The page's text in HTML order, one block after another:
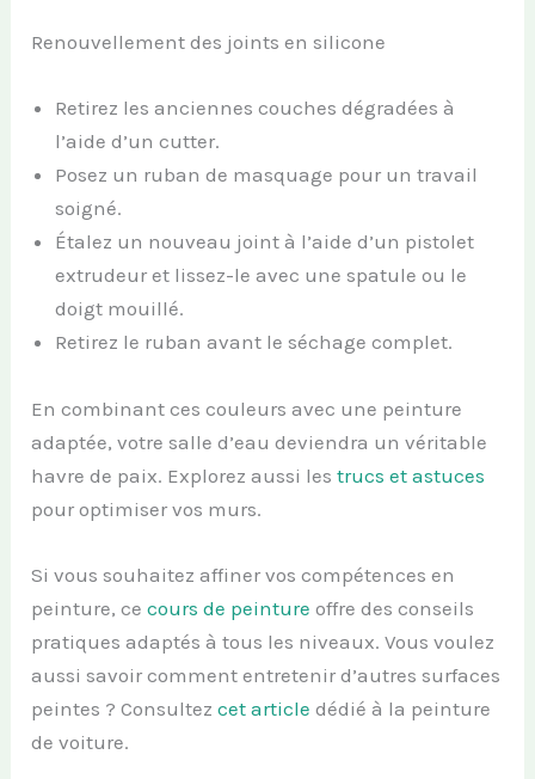
Renouvellement des joints en silicone
Retirez les anciennes couches dégradées à
l’aide d’un cutter.
Posez un ruban de masquage pour un travail
soigné.
Étalez un nouveau joint à l’aide d’un pistolet
extrudeur et lissez-le avec une spatule ou le
doigt mouillé.
Retirez le ruban avant le séchage complet.
En combinant ces couleurs avec une peinture
adaptée, votre salle d’eau deviendra un véritable
havre de paix. Explorez aussi lestrucs et astuces
pour optimiser vos murs.
Si vous souhaitez affiner vos compétences en
peinture, cecours de peinture offre des conseils
pratiques adaptés à tous les niveaux. Vous voulez
aussi savoir comment entretenir d’autres surfaces
peintes ? Consultezcet article dédié à la peinture
de voiture.